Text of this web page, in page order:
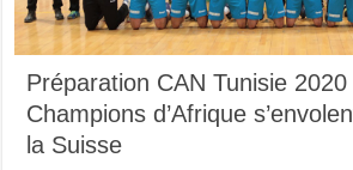
Préparation CAN Tunisie
Champions d’Afrique
la Suisse